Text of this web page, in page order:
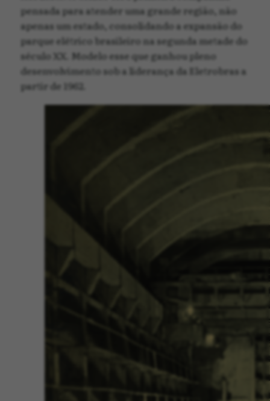
pensada para atender uma grande região, não
apenas um estado, consolidando a expansão do
parque elétrico brasileiro na segunda metade do
século XX. Modelo esse que ganhou pleno
desenvolvimento sob a liderança da Eletrobras a
partir de 1962.